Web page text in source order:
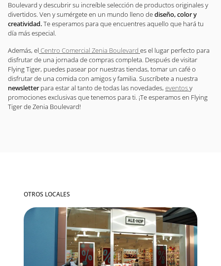
Boulevard y descubrir su increíble selección de productos originales y
divertidos. Ven y sumérgete en un mundo lleno dediseño, color y
creatividad.Te esperamos para que encuentres aquello que hará tu
día más especial.
Además, el Centro Comercial Zenia Boulevard es el lugar perfecto para
disfrutar de una jornada de compras completa. Después de visitar
Flying Tiger, puedes pasear por nuestras tiendas, tomar un café o
disfrutar de una comida con amigos y familia. Suscríbete a nuestra
newsletterpara estar al tanto de todas las novedades, eventosy
promociones exclusivas que tenemos para ti. ¡Te esperamos en Flying
Tiger de Zenia Boulevard!
OTROS LOCALES